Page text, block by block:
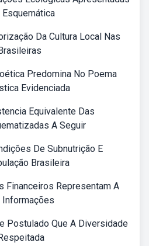
Da Cultura Local Nas
Predomina No Poema
Evidenciada
Equivalente Das
A Seguir
De Subnutrição E
Brasileira
Financeiros Representam A
Informações
Postulado Que A Diversidade